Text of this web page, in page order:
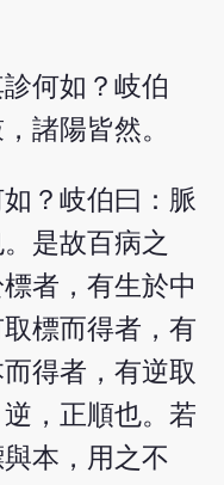
何如？岐伯
諸陽皆然。
？岐伯曰：脈
是故百病之
者，有生於中
標而得者，有
得者，有逆取
，正順也。若
本，用之不